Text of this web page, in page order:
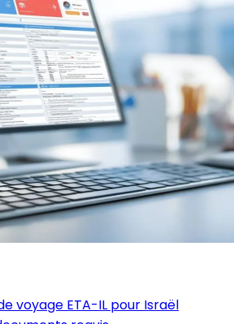
voyage ETA-IL pour Israël